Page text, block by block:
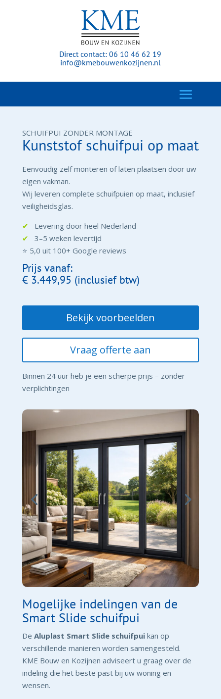
Direct contact:06 10 46 62 19
info@kmebouwenkozijnen.nl
SCHUIFPUI ZONDER MONTAGE
Kunststof schuifpui op maat
Eenvoudig zelf monteren of laten plaatsen door uw
eigen vakman.
Wij leveren complete schuifpuien op maat, inclusief
veiligheidsglas.
✔ Levering door heel Nederland
✔ 3–5 weken levertijd
⭐ 5,0 uit 100+ Google reviews
Prijs vanaf:
€ 3.449,95 (inclusief btw)
Bekijk voorbeelden
Vraag offerte aan
Binnen 24 uur heb je een scherpe prijs – zonder
verplichtingen
Mogelijke indelingen van de
Smart Slide schuifpui
De Aluplast Smart Slide schuifpuikan op
verschillende manieren worden samengesteld.
KME Bouw en Kozijnen adviseert u graag over de
indeling die het beste past bij uw woning en
wensen.